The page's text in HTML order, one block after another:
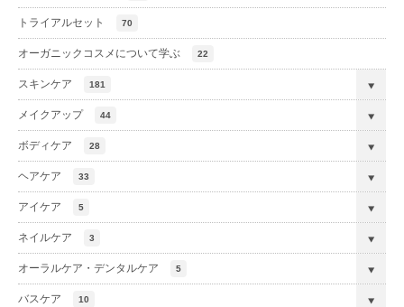
トライアルセット 70
オーガニックコスメについて学ぶ 22
スキンケア 181
メイクアップ 44
ボディケア 28
ヘアケア 33
アイケア 5
ネイルケア 3
オーラルケア・デンタルケア 5
バスケア 10